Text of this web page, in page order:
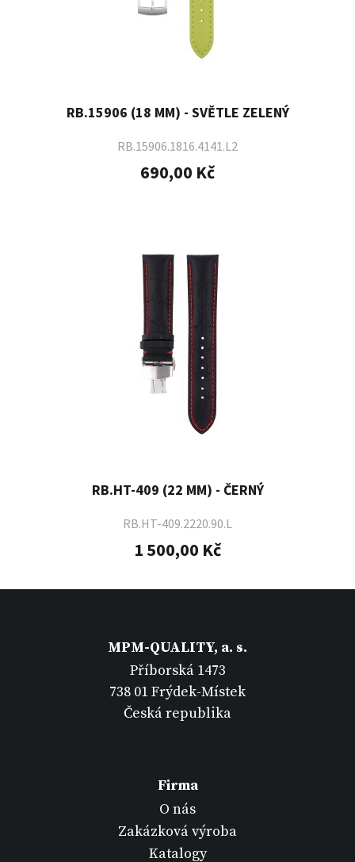
RB.15906 (18 MM) - SVĚTLE ZELENÝ
RB.15906.1816.4141.L2
690,00 Kč
RB.HT-409 (22 MM) - ČERNÝ
RB.HT-409.2220.90.L
1 500,00 Kč
MPM-QUALITY, a. s.
Příborská 1473
738 01 Frýdek-Místek
Česká republika
Firma
O nás
Zakázková výroba
Katalogy